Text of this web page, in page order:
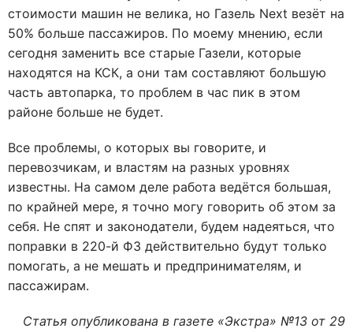
стоимости машин не велика, но Газель Next везёт на
50% больше пассажиров. По моему мнению, если
сегодня заменить все старые Газели, которые
находятся на КСК, а они там составляют большую
часть автопарка, то проблем в час пик в этом
районе больше не будет.
Все проблемы, о которых вы говорите, и
перевозчикам, и властям на разных уровнях
известны. На самом деле работа ведётся большая,
по крайней мере, я точно могу говорить об этом за
себя. Не спят и законодатели, будем надеяться, что
поправки в 220-й ФЗ действительно будут только
помогать, а не мешать и предпринимателям, и
пассажирам.
Статья опубликована в газете «Экстра» №13 от 29